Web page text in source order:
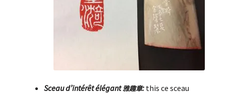
Sceau d’intérêt élégant雅趣章: this ce sceau